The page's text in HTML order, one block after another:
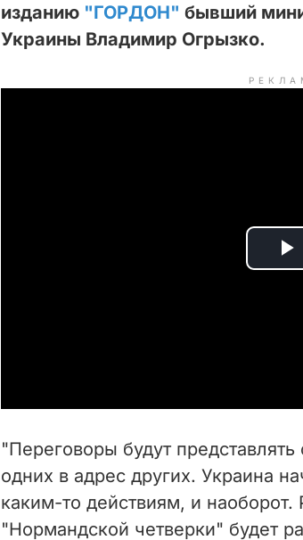
изданию "ГОРДОН" бывший
Украины Владимир Огрызко.
P
i
d
"Переговоры будут
одних в адрес других. Украина
каким-то действиям, и наоборот.
"Нормандской четверки" будет